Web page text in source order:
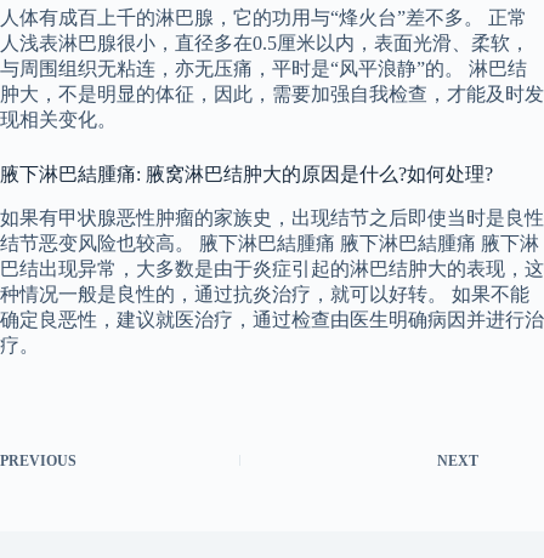
人体有成百上千的淋巴腺，它的功用与“烽火台”差不多。 正常
人浅表淋巴腺很小，直径多在0.5厘米以内，表面光滑、柔软，
与周围组织无粘连，亦无压痛，平时是“风平浪静”的。 淋巴结
肿大，不是明显的体征，因此，需要加强自我检查，才能及时发
现相关变化。
腋下淋巴結腫痛: 腋窝淋巴结肿大的原因是什么?如何处理?
如果有甲状腺恶性肿瘤的家族史，出现结节之后即使当时是良性
结节恶变风险也较高。 腋下淋巴結腫痛 腋下淋巴結腫痛 腋下淋
巴结出现异常，大多数是由于炎症引起的淋巴结肿大的表现，这
种情况一般是良性的，通过抗炎治疗，就可以好转。 如果不能
确定良恶性，建议就医治疗，通过检查由医生明确病因并进行治
疗。
PREVIOUS NEXT